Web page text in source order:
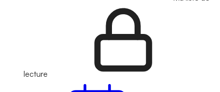
lecture